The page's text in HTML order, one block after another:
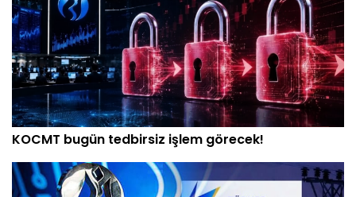
KOCMT bugün tedbirsiz işlem görecek!